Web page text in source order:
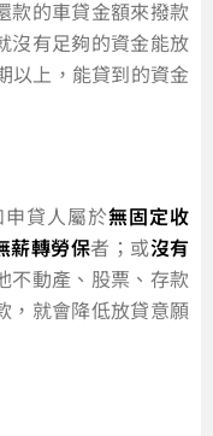
款的車貸金額來撥款
沒有足夠的資金能放
以上，能貸到的資金
貸人屬於無固定收
薪轉勞保者；或沒有
不動產、股票、存款
，就會降低放貸意願